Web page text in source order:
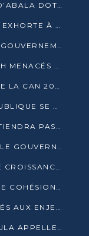
LE LYCÉE DENIS SASSOU N’GUESSO D’ABALA DOTÉ D’UNE SALLE MULTIMÉDIA
POINTE-NOIRE : LE GOUVERNEMENT EXHORTE À UN USAGE RESPONSABLE DU NOUVEAU MATÉRIEL MUNICIPAL
SITUATION SOCIOÉCONOMIQUE : LE GOUVERNEMENT INTERPELLÉ DEVANT LE SÉNAT
20.000 PATIENTS VIVANT AVEC LE VIH MENACÉS D’ARRÊT DE TRAITEMENT
AGL MOBILISE L’AFRIQUE AUTOUR DE LA CAN 2025
PRÉSIDENTIELLE 2026 : LA FORCE PUBLIQUE SE PRÉPARE À SÉCURISER LE SCRUTIN
LE SPECTACLE FORFAIT RIRE NE SE TIENDRA PAS LE 1ER JANVIER
SANTÉ REPRODUCTIVE : L’UNFPA ET LE GOUVERNEMENT AFFINENT LES PRIORITÉS DE 2026
PLUS DE 13 MILLIONS USD POUR UNE CROISSANCE VERTE ET SOUVERAINE
CONGO–HAND-BALL : LE TOURNOI DE COHÉSION ET DE FRATERNITÉ ALLUME SES LAMPIONS À BRAZZAVILLE
LES JOURNALISTES CONGOLAIS INITIÉS AUX ENJEUX DE L’ÉCONOMIE BLEUE
PRÉSIDENTIELLE 2026 : DAVE MAFOULA APPELLE LES CONGOLAIS À UN « NOUVEAU DÉPART »